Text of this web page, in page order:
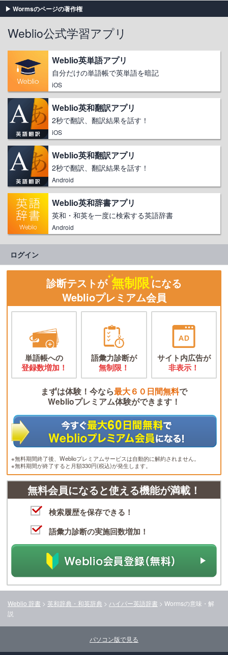
Wormsのページの著作権
Weblio公式学習アプリ
Weblio英単語アプリ
自分だけの単語帳で英単語を暗記
iOS
Weblio英和翻訳アプリ
2秒で翻訳、翻訳結果を話す！
iOS
Weblio英和翻訳アプリ
2秒で翻訳、翻訳結果を話す！
Android
Weblio英和辞書アプリ
英和・和英を一度に検索する英語辞書
Android
ログイン
診断テストが 無制限になる
Weblioプレミアム会員
単語帳への
登録数増加！
語彙力診断が
無制限！
サイト内広告が
非表示！
まずは体験！今なら最大６０日間無料で
Weblioプレミアム体験ができます！
※無料期間終了後、Weblioプレミアムサービスは自動的に解約されません。
※無料期間が終了すると月額330円(税込)が発生します。
無料会員になると使える機能が満載！
検索履歴を保存できる！
語彙力診断の実施回数増加！
Weblio 辞書 > 英和辞典・和英辞典 > ハイパー英語辞書 > Wormsの意味・解
説
パソコン版で見る